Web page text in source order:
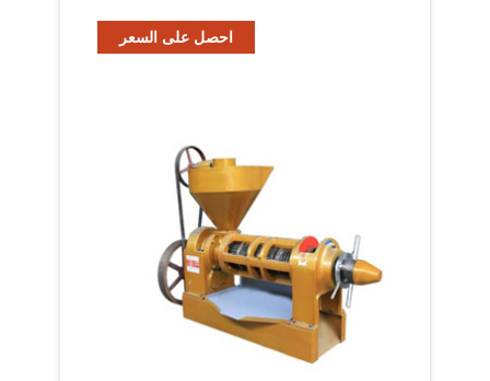
احصل على السعر